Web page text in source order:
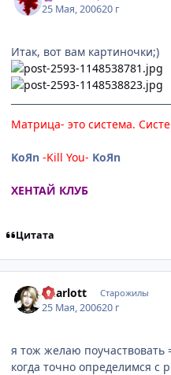
25 Мая, 200620 г
Итак, вот вам картиночки;)
Матрица- это система.
KoЯn -Kill You- KoЯn
ХЕНТАЙ КЛУБ
Цитата
Charlott Старожилы
25 Мая, 200620 г
я тож желаю поучаствовать
когда точно определимся с